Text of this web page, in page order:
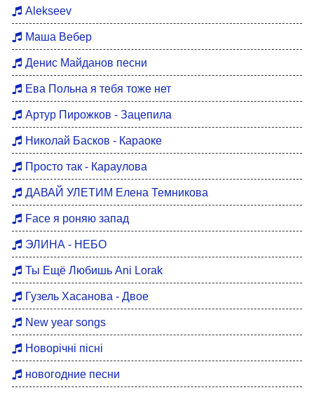
Alekseev
Маша Вебер
Денис Майданов песни
Ева Польна я тебя тоже нет
Артур Пирожков - Зацепила
Николай Басков - Караоке
Просто так - Караулова
ДАВАЙ УЛЕТИМ Елена Темникова
Face я роняю запад
ЭЛИНА - НЕБО
Ты Ещё Любишь Ani Lorak
Гузель Хасанова - Двое
New year songs
Новорічні пісні
новогодние песни